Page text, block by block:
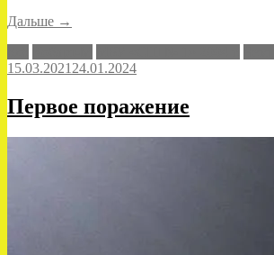
Дальше «Вторая
→
15.03.2021 24.01.2024
Первое поражение